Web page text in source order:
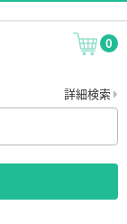
0
詳細検索